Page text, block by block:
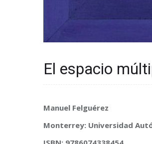
El espacio
Manuel Felguérez
Monterrey: Universidad